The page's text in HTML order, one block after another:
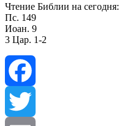
Чтение Библии на сегодня:
Пс. 149
Иоан. 9
3 Цар. 1-2
Facebook